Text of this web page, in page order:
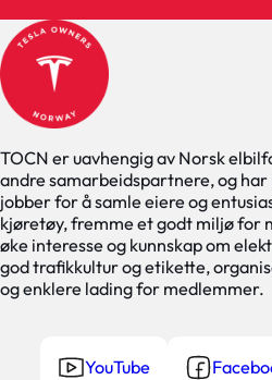
TOCN er uavhengig av Norsk
andre samarbeidspartnere, og
jobber for å samle eiere og
kjøretøy, fremme et godt miljø for
øke interesse og kunnskap om
god trafikkultur og etikette,
og enklere lading for medlemmer.
YouTube